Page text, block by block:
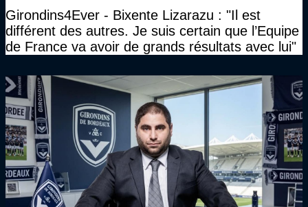
Girondins4Ever - Bixente Lizarazu : "Il est
différent des autres. Je suis certain que l’Equipe
de France va avoir de grands résultats avec lui"